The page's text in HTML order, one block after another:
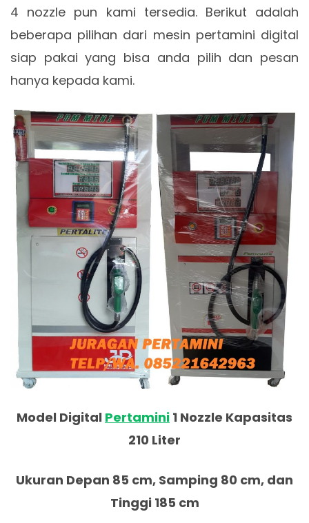
4 nozzle pun kami tersedia. Berikut adalah
beberapa pilihan dari mesin pertamini digital
siap pakai yang bisa anda pilih dan pesan
hanya kepada kami.
Model Digital Pertamini 1 Nozzle Kapasitas
210 Liter
Ukuran Depan 85 cm, Samping 80 cm, dan
Tinggi 185 cm